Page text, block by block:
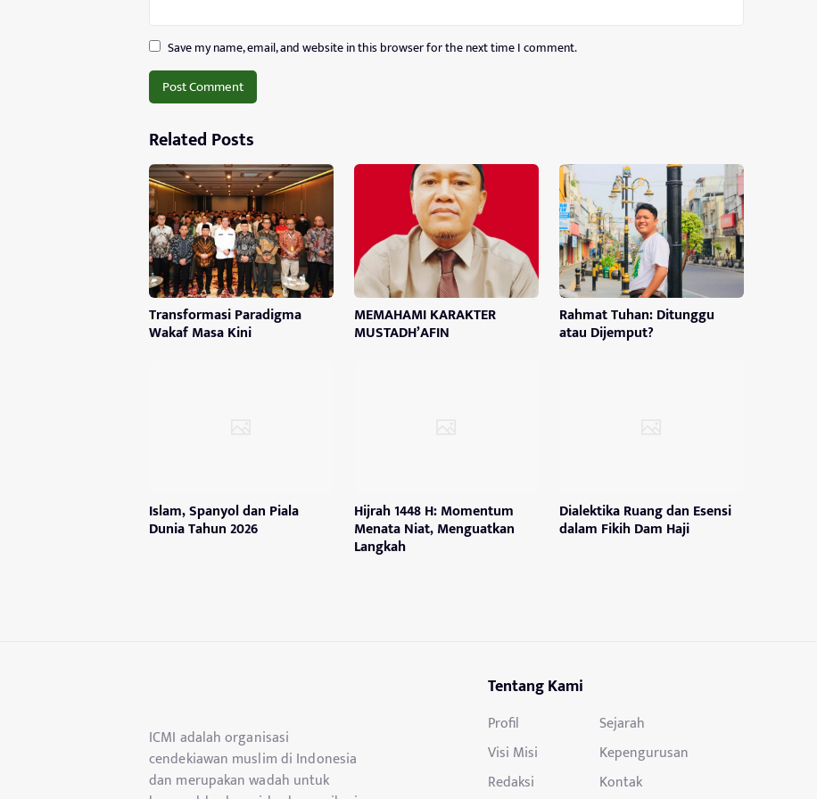
Save my name, email, and website in this browser for the next time I comment.
Related Posts
Transformasi Paradigma
Wakaf Masa Kini
MEMAHAMI KARAKTER
MUSTADH’AFIN
Rahmat Tuhan: Ditunggu
atau Dijemput?
Islam, Spanyol dan Piala
Dunia Tahun 2026
Hijrah 1448 H: Momentum
Menata Niat, Menguatkan
Langkah
Dialektika Ruang dan Esensi
dalam Fikih Dam Haji
ICMI adalah organisasi
cendekiawan muslim di Indonesia
dan merupakan wadah untuk
Tentang Kami
Profil
Sejarah
Visi Misi
Kepengurusan
Redaksi
Kontak